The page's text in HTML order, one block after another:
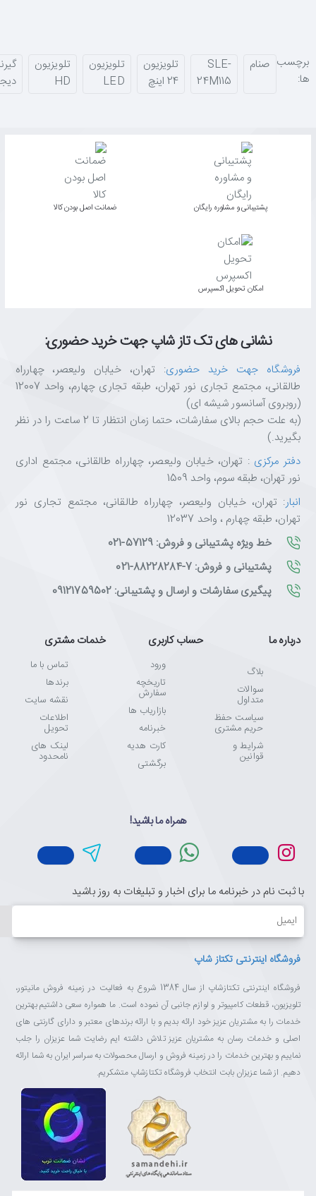
برچسب
ها:
صنام
SLE-
24M115
تلویزیون
24 اینچ
تلویزیون
LED
تلویزیون
HD
پشتیبانی و مشاوره رایگان ﺿﻤﺎﻧﺖ اﺻﻞ ﺑﻮدن ﮐﺎﻟﺎ
اﻣﮑﺎن ﺗﺤﻮﯾﻞ اﮐﺴﭙﺮس
نشانی های تک تاز شاپ جهت خرید حضوری:
فروشگاه جهت خرید حضوری: تهران، خیابان ولیعصر، چهارراه
طالقانی، مجتمع تجاری نور تهران، طبقه تجاری چهارم، واحد 12007
(روبروی آسانسور شیشه ای)
(به علت حجم بالای سفارشات، حتما زمان انتظار تا 2 ساعت را در نظر
بگیرید.)
دفتر مرکزی : تهران، خیابان ولیعصر، چهارراه طالقانی، مجتمع اداری
نور تهران، طبقه سوم، واحد 1509
انبار: تهران، خیابان ولیعصر، چهارراه طالقانی، مجتمع تجاری نور
تهران، طبقه چهارم ، واحد 12037
خط ویژه پشتیبانی و فروش: 57129-021
پشتیبانی و فروش: 7-88228284-021
پیگیری سفارشات و ارسال و پشتیبانی: 09121759502
درباره ما
بلاگ
سوالات
متداول
سیاست حفظ
حریم مشتری
شرایط و
قوانین
حساب کاربری
ورود
تاریخچه
سفارش
بازاریاب ها
خبرنامه
کارت هدیه
برگشتی
خدمات مشتری
تماس با ما
برندها
نقشه سایت
اطلاعات
تحویل
لینک های
نامحدود
همراه ما باشید!
با ثبت نام در خبرنامه ما برای اخبار و تبلیغات به روز باشید
ایمیل
فروشگاه اینترنتی تکتاز شاپ
فروشگاه اینترنتی تکتازشاپ از سال 1384 شروع به فعالیت در زمینه فروش مانیتور،
تلویزیون، قطعات کامپیوتر و لوازم جانبی آن نموده است. ما همواره سعی داشتیم بهترین
خدمات را به مشتریان عزیز خود ارائه بدیم و با ارائه برندهای معتبر و دارای گارنتی های
اصلی و خدمات رسان به مشتریان عزیز تلاش داشته ایم رضایت شما عزیزان را جلب
نماییم و بهترین خدمات را در زمینه فروش و ارسال محصولات به سراسر ایران به شما ارائه
دهیم. از شما عزیزان بابت انتخاب فروشگاه تکتازشاپ متشکریم.